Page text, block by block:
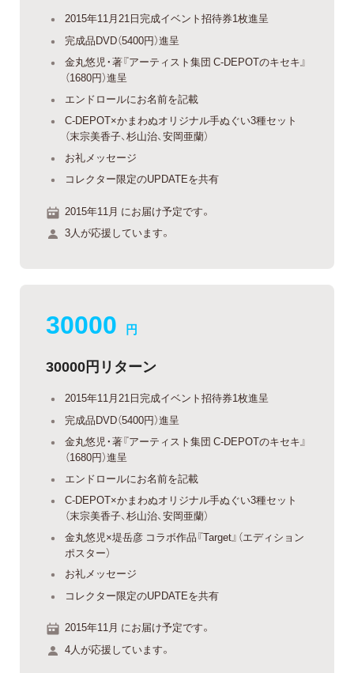
2015年11月21日完成イベント招待券1枚進呈
完成品DVD（5400円）進呈
金丸悠児・著『アーティスト集団 C-DEPOTのキセキ』
（1680円）進呈
エンドロールにお名前を記載
C-DEPOT×かまわぬオリジナル手ぬぐい3種セット
（末宗美香子、杉山治、安岡亜蘭）
お礼メッセージ
コレクター限定のUPDATEを共有
2015年11月 にお届け予定です。
3人が応援しています。
30000 円
30000円リターン
2015年11月21日完成イベント招待券1枚進呈
完成品DVD（5400円）進呈
金丸悠児・著『アーティスト集団 C-DEPOTのキセキ』
（1680円）進呈
エンドロールにお名前を記載
C-DEPOT×かまわぬオリジナル手ぬぐい3種セット
（末宗美香子、杉山治、安岡亜蘭）
金丸悠児×堤岳彦 コラボ作品『Target』（エディション
ポスター）
お礼メッセージ
コレクター限定のUPDATEを共有
2015年11月 にお届け予定です。
4人が応援しています。